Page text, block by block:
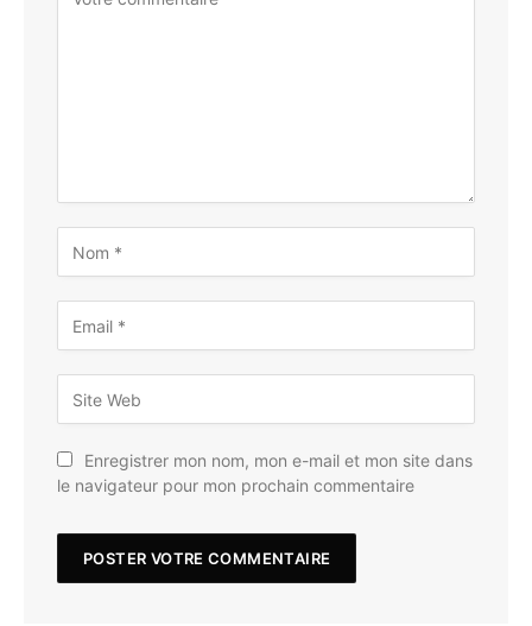
Enregistrer mon nom, mon e-mail et mon site dans
le navigateur pour mon prochain commentaire